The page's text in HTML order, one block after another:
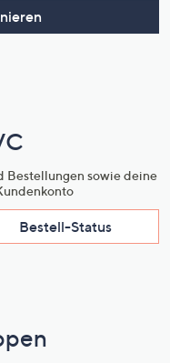
Bestellungen sowie deine
Bestell-Status